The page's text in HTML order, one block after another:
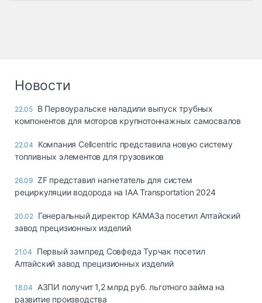
Новости
22.05 В Первоуральске наладили выпуск трубных
компонентов для моторов крупнотоннажных самосвалов
22.04
Компания Cellcentric представила новую систему
топливных элементов для грузовиков
26.09 ZF представил нагнетатель для систем
рециркуляции водорода на IAA Transportation 2024
20.02 Генеральный директор КАМАЗа посетил Алтайский
завод прецизионных изделий
21.04
Первый зампред Совфеда Турчак посетил
Алтайский завод прецизионных изделий
18.04
АЗПИ получит 1,2 млрд руб. льготного займа на
развитие производства